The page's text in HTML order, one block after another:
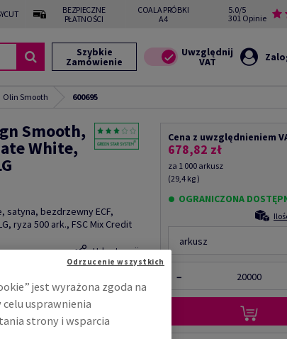
BEZPIECZNE
PŁATNOŚCI
COALA PRÓBKI
A4
5.0/5
301 Opinie
Szybkie
Zamówienie
Olin Smooth 600695
Smooth,
White,
satyna, bezdrzewny ECF,
ryza 500 ark., FSC Mix Credit
Udostępnij
Cena z uwzględnieniem
678,82 zł
za 1 000 arkusz
(29,4 kg )
OGRANICZONA
arkusz
−
jest wyrażona zgoda na
usprawnienia
strony i wsparcia
Odrzucenie wszystkich